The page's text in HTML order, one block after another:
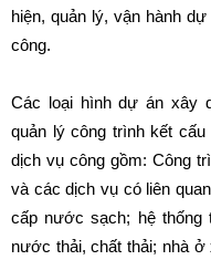
hiện, quản lý, vận hành
công.
Các loại hình dự án xây
quản lý công trình kết
dịch vụ công gồm: Công
và các dịch vụ có liên
cấp nước sạch; hệ thống
nước thải, chất thải; nhà